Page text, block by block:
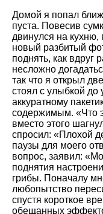
Домой я попал
пуста. Повесив
двинулся на
новый разбитый
поднять, как вдруг
несложно
так что я открыл
стоял с улыбкой
аккуратному
содержимым. «Что
вместо этого
спросил: «Плохой
паузы для моего
вопрос, заявил:
поднятия
грибы. Поначалу
любопытство
спустя короткое
обещанных